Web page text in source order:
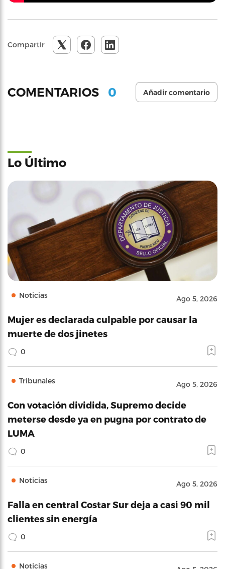
Compartir
COMENTARIOS 0 Añadir comentario
Lo Último
Noticias Ago 5, 2026
Mujer es declarada culpable por causar la
muerte de dos jinetes
0
Tribunales Ago 5, 2026
Con votación dividida, Supremo decide
meterse desde ya en pugna por contrato de
LUMA
0
Noticias Ago 5, 2026
Falla en central Costar Sur deja a casi 90 mil
clientes sin energía
0
Noticias